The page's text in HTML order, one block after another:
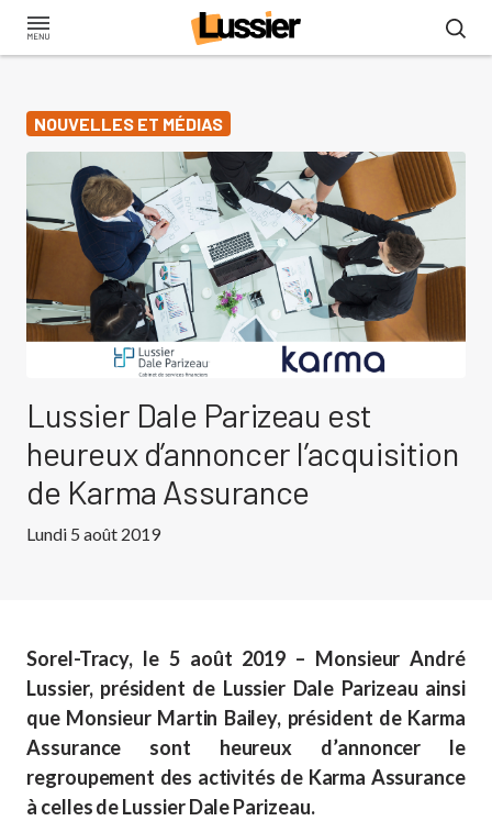
Aller
NOUVELLES ET MÉDIAS
Lussier Dale Parizeau est
heureux d’annoncer l’acquisition
de Karma Assurance
Lundi 5 août 2019
Sorel-Tracy, le 5 août 2019 – Monsieur André
Lussier, président de Lussier Dale Parizeau ainsi
que Monsieur Martin Bailey, président de Karma
Assurance sont heureux d’annoncer le
regroupement des activités de Karma Assurance
à celles de Lussier Dale Parizeau.